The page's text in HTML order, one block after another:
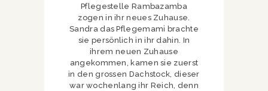
Pflegestelle Rambazamba
zogen in ihr neues Zuhause.
Sandra das Pflegemami brachte
sie persönlich in ihr dahin. In
ihrem neuen Zuhause
angekommen, kamen sie zuerst
in den grossen Dachstock, dieser
war wochenlang ihr Reich, denn